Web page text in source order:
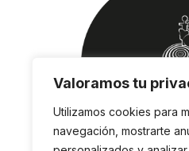
Valoramos tu
Utilizamos cookies para
navegación, mostrarte